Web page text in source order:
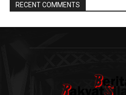
RECENT COMMENTS